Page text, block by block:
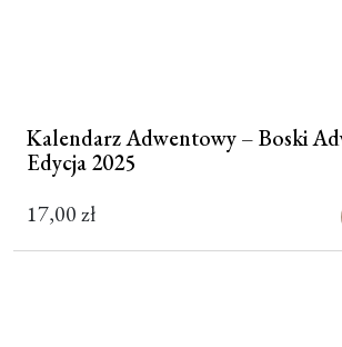
Kalendarz Adwentowy – Boski
Edycja 2025
17,00zł